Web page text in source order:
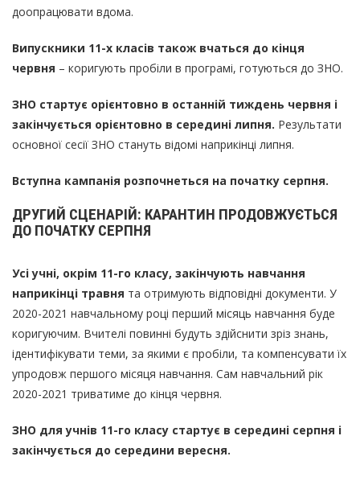
доопрацювати вдома.
Випускники 11-х класів також вчаться до кінця
червня – коригують пробіли в програмі, готуються до ЗНО.
ЗНО стартує орієнтовно в останній тиждень червня і
закінчується орієнтовно в середині липня. Результати
основної сесії ЗНО стануть відомі наприкінці липня.
Вступна кампанія розпочнеться на початку серпня.
ДРУГИЙ СЦЕНАРІЙ: КАРАНТИН ПРОДОВЖУЄТЬСЯ
ДО ПОЧАТКУ СЕРПНЯ
Усі учні, окрім 11-го класу, закінчують навчання
наприкінці травня та отримують відповідні документи. У
2020-2021 навчальному році перший місяць навчання буде
коригуючим. Вчителі повинні будуть здійснити зріз знань,
ідентифікувати теми, за якими є пробіли, та компенсувати їх
упродовж першого місяця навчання. Сам навчальний рік
2020-2021 триватиме до кінця червня.
ЗНО для учнів 11-го класу стартує в середині серпня і
закінчується до середини вересня.